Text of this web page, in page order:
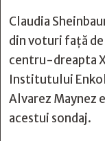
Claudia
din voturi faţă
centru-dreapta
Institutului
Alvarez Maynez
acestui sondaj.